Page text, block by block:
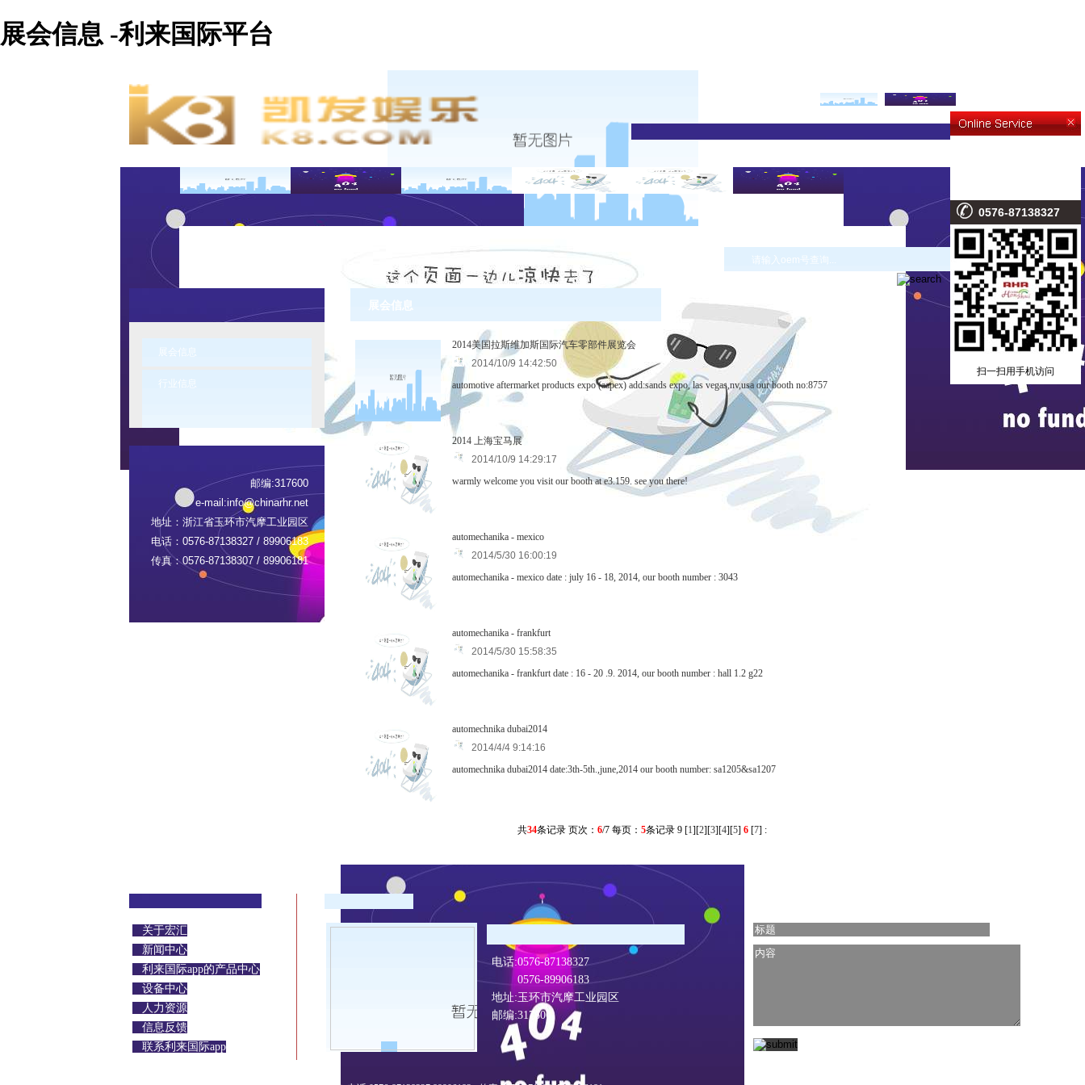
展会信息 -利来国际平台
展会信息
行业信息
邮编:317600
e-mail:info@chinarhr.net
地址：浙江省玉环市汽摩工业园区
电话：0576-87138327 / 89906183
传真：0576-87138307 / 89906181
展会信息
2014美国拉斯维加斯国际汽车零部件展览会
2014/10/9 14:42:50
automotive aftermarket products expo (aapex) add:sands expo, las vegas,nv,usa our booth no:8757
2014 上海宝马展
2014/10/9 14:29:17
warmly welcome you visit our booth at e3.159. see you there!
automechanika - mexico
2014/5/30 16:00:19
automechanika - mexico date : july 16 - 18, 2014, our booth number : 3043
automechanika - frankfurt
2014/5/30 15:58:35
automechanika - frankfurt date : 16 - 20 .9. 2014, our booth number : hall 1.2 g22
automechnika dubai2014
2014/4/4 9:14:16
automechnika dubai2014 date:3th-5th.,june,2014 our booth number: sa1205&sa1207
共34条记录 页次： 6/7 每页： 5条记录 9 [1][2][3][4][5] 6 [7] :
0576-87138327
扫一扫用手机访问
关于宏汇
新闻中心
利来国际app的产品中心
设备中心
人力资源
信息反馈
联系利来国际app
电话:0576-87138327
0576-89906183
地址:玉环市汽摩工业园区
邮编:317600